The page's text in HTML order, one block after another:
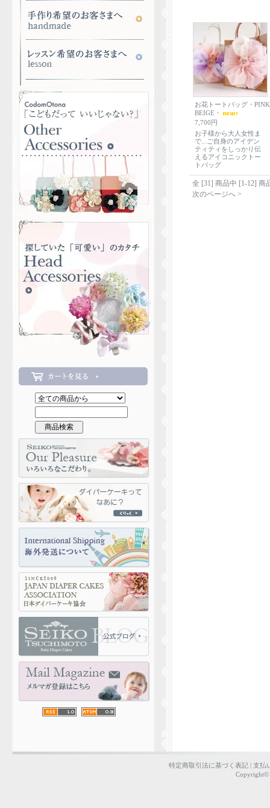
お花トートバッグ・PINK
BEIGE・
7,700円
お子様から大人女性ま
で...ご自身のアイデン
ティティをしっかり伝
えるアイコニックトー
トバッグ
全 [31] 商品中 [1-12] 商
次のページへ >
特定商取引法に基づく表記| 支払
Copyright©